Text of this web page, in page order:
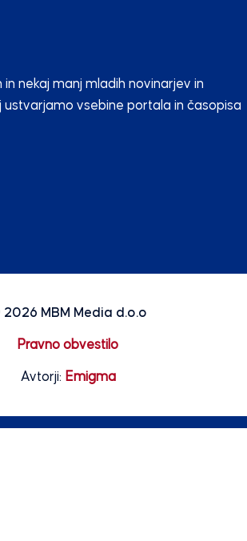
nekaj manj mladih novinarjev in
ustvarjamo vsebine portala in časopisa
2026 MBM Media d.o.o
Pravno obvestilo
Avtorji: Emigma